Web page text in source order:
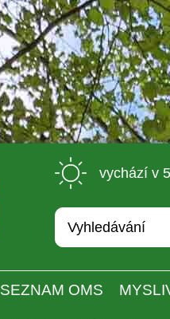
vychází v
SEZNAM OMS